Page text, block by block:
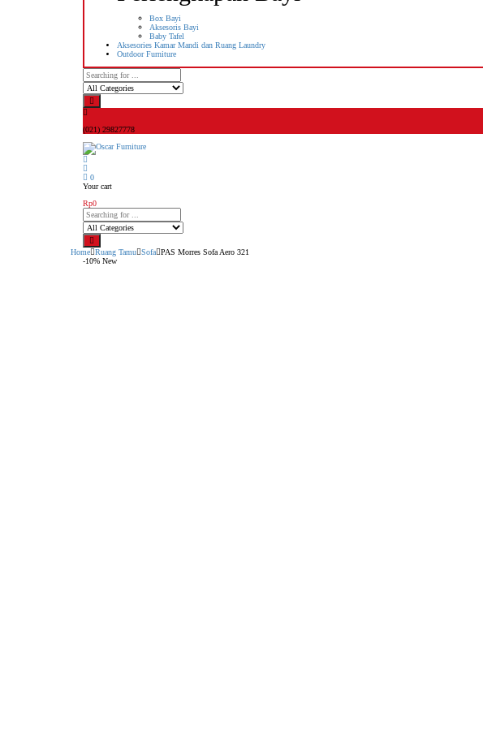
Box Bayi
Aksesoris Bayi
Baby Tafel
Aksesories Kamar Mandi dan Ruang Laundry
Outdoor Furniture
(021) 29827778
0
Your cart
Rp0
Home Ruang Tamu Sofa PAS Morres Sofa Aero 321
-10% New